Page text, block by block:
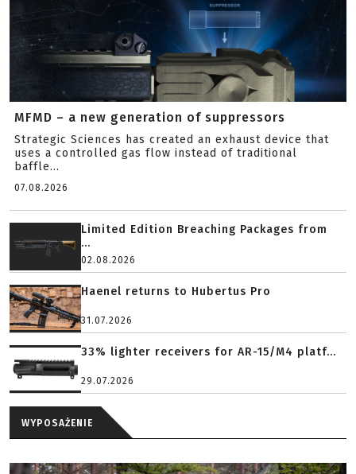
MFMD – a new generation of suppressors
Strategic Sciences has created an exhaust device that
uses a controlled gas flow instead of traditional
baffle...
07.08.2026
Limited Edition Breaching Packages from
...
02.08.2026
Haenel returns to Hubertus Pro
31.07.2026
33% lighter receivers for AR-15/M4 platf...
29.07.2026
WYPOSAŻENIE